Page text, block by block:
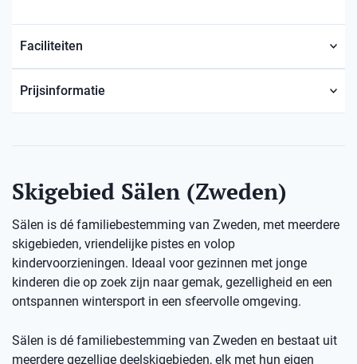
Faciliteiten
Prijsinformatie
Skigebied Sälen (Zweden)
Sälen is dé familiebestemming van Zweden, met meerdere
skigebieden, vriendelijke pistes en volop
kindervoorzieningen. Ideaal voor gezinnen met jonge
kinderen die op zoek zijn naar gemak, gezelligheid en een
ontspannen wintersport in een sfeervolle omgeving.
Sälen is dé familiebestemming van Zweden en bestaat uit
meerdere gezellige deelskigebieden, elk met hun eigen